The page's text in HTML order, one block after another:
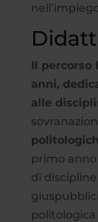
Il percorso
anni,
alle
primo
di
politologica